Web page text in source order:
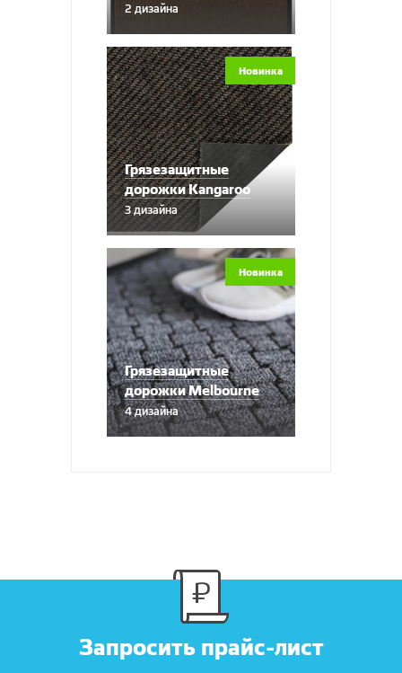
2 дизайна
Грязезащитные
дорожки Kangaroo
3 дизайна
Новинка
Грязезащитные
дорожки Melbourne
4 дизайна
Новинка
Запросить прайс-лист